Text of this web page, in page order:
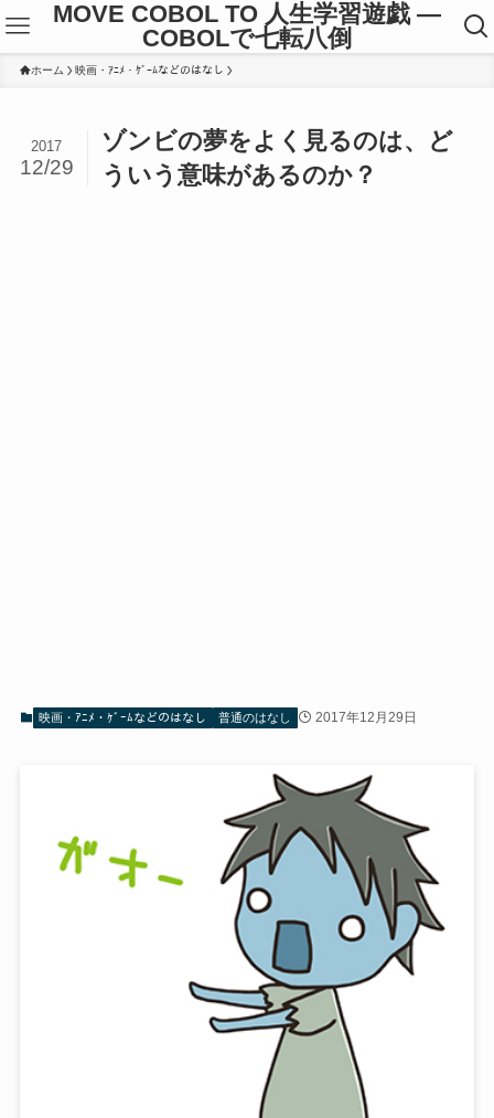
MOVE COBOL TO 人生学習遊戯 ―
COBOLで七転八倒
ホーム 映画・ｱﾆﾒ・ｹﾞｰﾑなどのはなし
ゾンビの夢をよく見るのは、ど
ういう意味があるのか？
2017
12/29
映画・ｱﾆﾒ・ｹﾞｰﾑなどのはなし 普通のはなし 2017年12月29日